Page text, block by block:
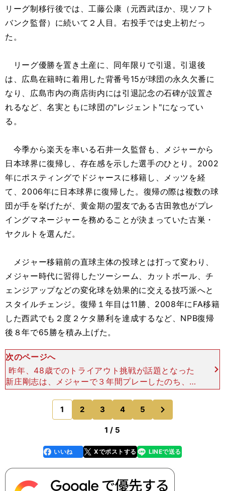
リーグ制移行後では、工藤公康（元西武ほか、現ソフト
バンク監督）に続いて２人目。右投手では史上初だっ
た。
リーグ優勝を置き土産に、同年限りで引退。引退後
は、広島在籍時に着用した背番号15が球団の永久欠番に
なり、広島市内の商店街内には引退記念の石碑が設置さ
れるなど、名実ともに球団の"レジェント"になってい
る。
今季から楽天を率いる石井一久監督も、メジャーから
日本球界に復帰し、存在感を示した選手のひとり。2002
年にポスティングでドジャースに移籍し、メッツを経
て、2006年に日本球界に復帰した。復帰の際は複数の球
団が手を挙げたが、黄金期の盟友である古田敦也がプレ
イングマネージャーを務めることが決まっていた古巣・
ヤクルトを選んだ。
メジャー移籍前の直球主体の投球とは打って変わり、
メジャー時代に習得したツーシーム、カットボール、チ
ェンジアップなどの変化球を効果的に交える技巧派へと
スタイルチェンジ。復帰１年目は11勝、2008年にFA移籍
した西武でも２度２ケタ勝利を達成するなど、NPB復帰
後８年で65勝を積み上げた。
次のページへ
昨年、48歳でのトライアウト挑戦が話題となった
新庄剛志は、メジャーで３年間プレーしたのち、北
海道移転が初年度の日本ハムに２年契約で移籍し
た。入団会見では「チームを日本一にする」「（新
本拠地である）札幌
1 2 3 4 5
のページへ
1 / 5
faceboo
k
いいね Xでポストする
line LINEで送る